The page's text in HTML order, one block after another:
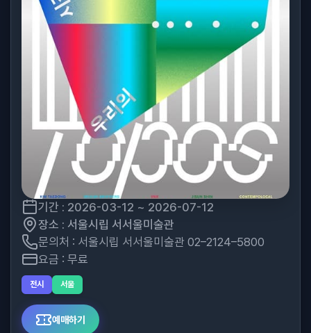
기간 : 2026-03-12 ~ 2026-07-12
장소 : 서울시립 서서울미술관
문의처 : 서울시립 서서울미술관 02–2124–5800
요금 : 무료
전시 서울
예매하기